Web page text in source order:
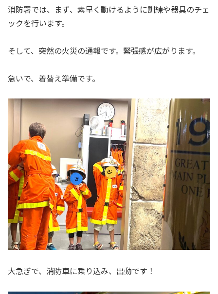
消防署では、まず、素早く動けるように訓練や器具のチェ
ックを行います。
そして、突然の火災の通報です。緊張感が広がります。
急いで、着替え準備です。
大急ぎで、消防車に乗り込み、出動です！